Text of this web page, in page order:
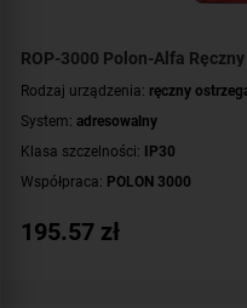
ROP-3000 Polon-Alfa
Rodzaj urządzenia: ręczny
System: adresowalny
Klasa szczelności: IP30
Współpraca: POLON 3000
Kolor obudowy:
195.57 zł